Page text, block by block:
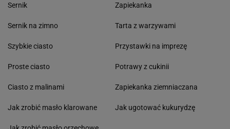
Sernik
Sernik na zimno
Szybkie ciasto
Proste ciasto
Ciasto z malinami
Jak zrobić masło klarowane
Zapiekanka
Tarta z warzywami
Przystawki na imprezę
Potrawy z cukinii
Zapiekanka ziemniaczana
Jak ugotować kukurydzę